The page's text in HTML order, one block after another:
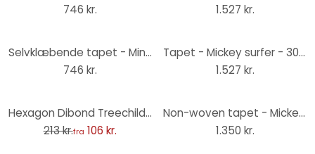
746 kr.
1.527 kr.
Selvklæbende tapet - Minnie Head - 125 x 125 cm
746 kr.
Tapet - Mickey surfer - 300 x 280 cm
1.527 kr.
Hexagon Dibond Treechild - Astronaut Mickey
213 kr.fra 106 kr.
Non-woven tapet - Mickey bue - 250 x 280 cm
1.350 kr.